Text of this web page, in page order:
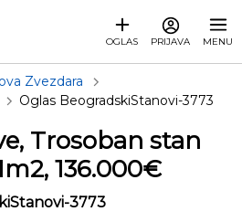
OGLAS PRIJAVA MENU
Zvezdara
Oglas BeogradskiStanovi-3773
Trosoban stan
136.000€
3773